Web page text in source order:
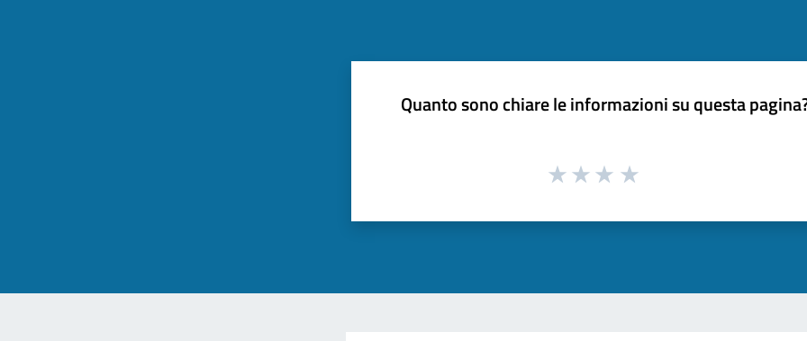
Quanto sono chiare le informazioni su questa